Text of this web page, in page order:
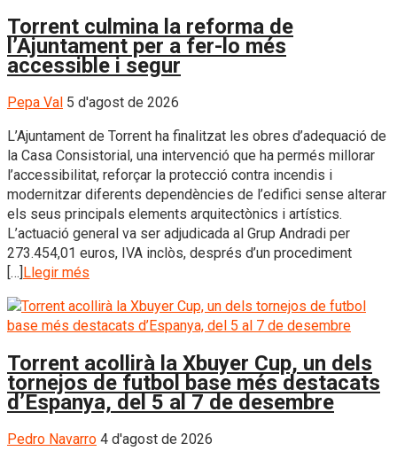
Torrent culmina la reforma de
l’Ajuntament per a fer-lo més
accessible i segur
Pepa Val 5 d'agost de 2026
L’Ajuntament de Torrent ha finalitzat les obres d’adequació de
la Casa Consistorial, una intervenció que ha permés millorar
l’accessibilitat, reforçar la protecció contra incendis i
modernitzar diferents dependències de l’edifici sense alterar
els seus principals elements arquitectònics i artístics.
L’actuació general va ser adjudicada al Grup Andradi per
273.454,01 euros, IVA inclòs, després d’un procediment
[…]Llegir més
Torrent acollirà la Xbuyer Cup, un dels
tornejos de futbol base més destacats
d’Espanya, del 5 al 7 de desembre
Pedro Navarro 4 d'agost de 2026